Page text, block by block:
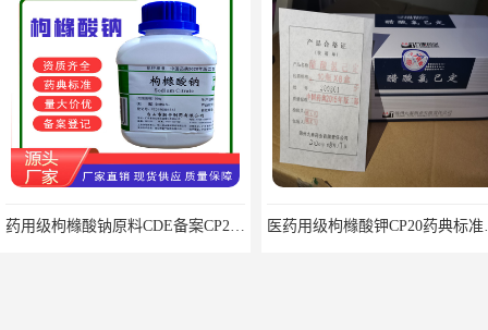
药用级枸橼酸钠原料CDE备案CP20药典标准CAS6132-04-3 医药用